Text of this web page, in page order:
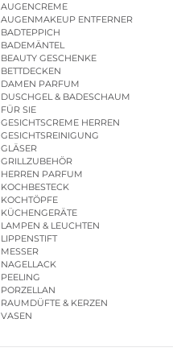
AUGENCREME
AUGENMAKEUP ENTFERNER
BADTEPPICH
BADEMÄNTEL
BEAUTY GESCHENKE
BETTDECKEN
DAMEN PARFUM
DUSCHGEL & BADESCHAUM
FÜR SIE
GESICHTSCREME HERREN
GESICHTSREINIGUNG
GLÄSER
GRILLZUBEHÖR
HERREN PARFUM
KOCHBESTECK
KOCHTÖPFE
KÜCHENGERÄTE
LAMPEN & LEUCHTEN
LIPPENSTIFT
MESSER
NAGELLACK
PEELING
PORZELLAN
RAUMDÜFTE & KERZEN
VASEN